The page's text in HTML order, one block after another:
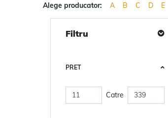
Alege producator: A B C D E
Filtru
PRET
Catre